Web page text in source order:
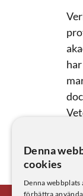
Denna
cookies
Denna
förbättra